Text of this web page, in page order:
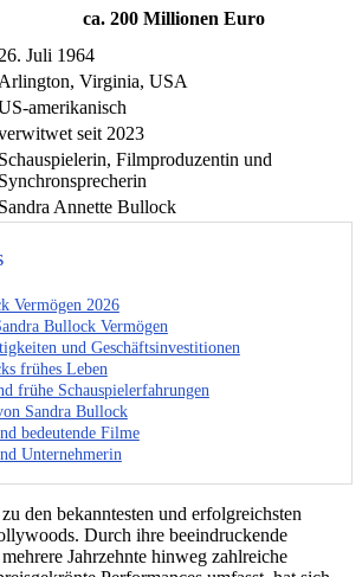
ca. 200 Millionen Euro
26. Juli 1964
Arlington, Virginia, USA
amerikanisch
seit 2023
Schauspielerin, Filmproduzentin und
Synchronsprecherin
Sandra Annette Bullock
Vermögen 2026
Bullock Vermögen
und Geschäftsinvestitionen
frühes Leben
frühe Schauspielerfahrungen
Sandra Bullock
bedeutende Filme
Unternehmerin
den bekanntesten und erfolgreichsten
Durch ihre beeindruckende
Jahrzehnte hinweg zahlreiche